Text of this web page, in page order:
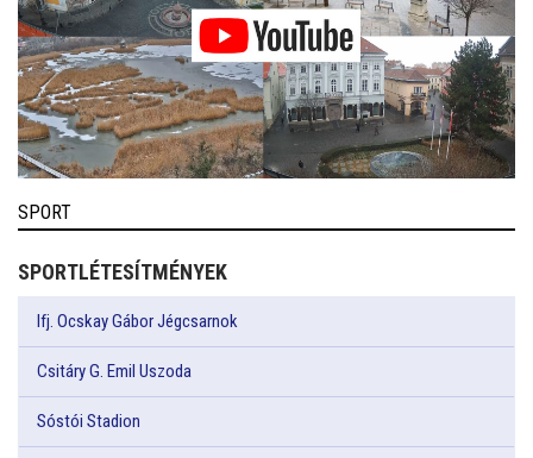
SPORT
SPORTLÉTESÍTMÉNYEK
Ifj. Ocskay Gábor Jégcsarnok
Csitáry G. Emil Uszoda
Sóstói Stadion